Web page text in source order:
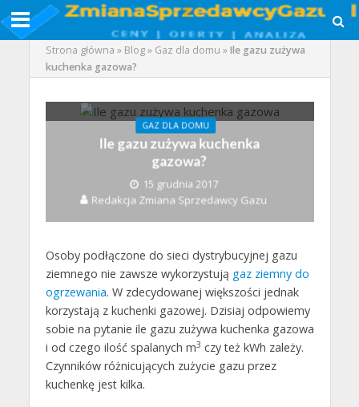
Strona główna » Blog» Gaz dla domu »Ile gazu zużywa
kuchenka gazowa?
GAZ DLA DOMU
Ile gazu zużywa kuchenka
gazowa?
15 grudnia 2017
Redakcja Zmiana Sprzedawcy Gazu
Osoby podłączone do sieci dystrybucyjnej gazu
ziemnego nie zawsze wykorzystują gaz ziemny do
ogrzewania. W zdecydowanej większości jednak
korzystają z kuchenki gazowej. Dzisiaj odpowiemy
sobie na pytanie ile gazu zużywa kuchenka gazowa
i od czego ilość spalanych m3 czy też kWh zależy.
Czynników różnicujących zużycie gazu przez
kuchenkę jest kilka.